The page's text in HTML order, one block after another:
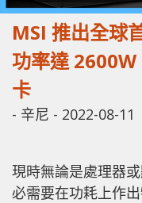
MSI 推出全球
功率達
卡
- 辛尼 - 2022-08-11
現時無論是處理器
必需要在功耗上作